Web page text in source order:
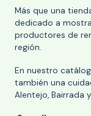
Más que una
dedicado a
productores de
región.
En nuestro
también una
Alentejo, Bairrada